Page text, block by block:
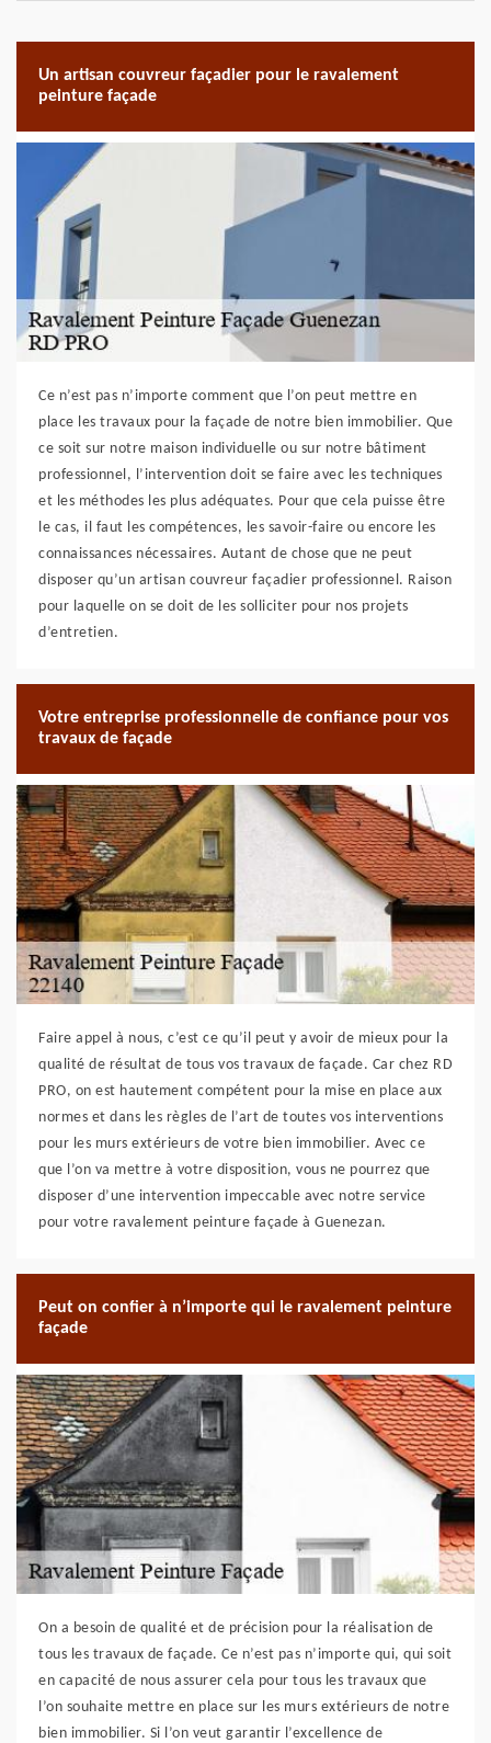
Un artisan couvreur façadier pour le ravalement
peinture façade
Ce n’est pas n’importe comment que l’on peut mettre en
place les travaux pour la façade de notre bien immobilier. Que
ce soit sur notre maison individuelle ou sur notre bâtiment
professionnel, l’intervention doit se faire avec les techniques
et les méthodes les plus adéquates. Pour que cela puisse être
le cas, il faut les compétences, les savoir-faire ou encore les
connaissances nécessaires. Autant de chose que ne peut
disposer qu’un artisan couvreur façadier professionnel. Raison
pour laquelle on se doit de les solliciter pour nos projets
d’entretien.
Votre entreprise professionnelle de confiance pour vos
travaux de façade
Faire appel à nous, c’est ce qu’il peut y avoir de mieux pour la
qualité de résultat de tous vos travaux de façade. Car chez RD
PRO, on est hautement compétent pour la mise en place aux
normes et dans les règles de l’art de toutes vos interventions
pour les murs extérieurs de votre bien immobilier. Avec ce
que l’on va mettre à votre disposition, vous ne pourrez que
disposer d’une intervention impeccable avec notre service
pour votre ravalement peinture façade à Guenezan.
Peut on confier à n’importe qui le ravalement peinture
façade
On a besoin de qualité et de précision pour la réalisation de
tous les travaux de façade. Ce n’est pas n’importe qui, qui soit
en capacité de nous assurer cela pour tous les travaux que
l’on souhaite mettre en place sur les murs extérieurs de notre
bien immobilier. Si l’on veut garantir l’excellence de